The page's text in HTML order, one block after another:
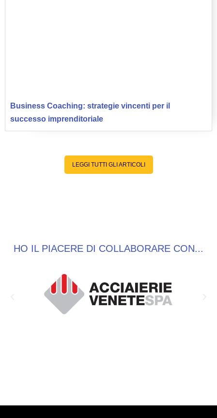
Business Coaching: strategie vincenti per il
successo imprenditoriale
LEGGI TUTTI GLI ARTICOLI
HO IL PIACERE DI COLLABORARE CON...